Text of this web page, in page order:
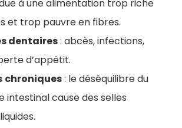
à une alimentation trop riche
et trop pauvre en fibres.
dentaires: abcès, infections,
d’appétit.
chroniques: le déséquilibre du
intestinal cause des selles